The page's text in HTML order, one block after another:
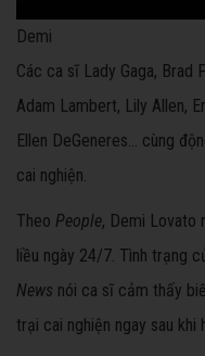
Demi
Các ca sĩ Lady Gaga, Brad
Adam Lambert, Lily Allen,
Ellen DeGeneres... cùng
cai nghiện.
Theo People, Demi Lovato
liều ngày 24/7. Tình trạng
News nói ca sĩ cảm thấy
trại cai nghiện ngay sau khi